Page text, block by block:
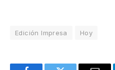
Edición Impresa Hoy